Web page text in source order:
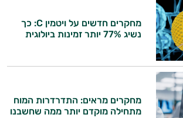
מחקרים חדשים על ויטמין C: כך
נשיג 77% יותר זמינות ביולוגית
מחקרים מראים: התדרדרות המוח
מתחילה מוקדם יותר ממה שחשבנו